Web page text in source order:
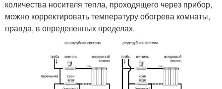
количества носителя тепла, проходящего через прибор,
можно корректировать температуру обогрева комнаты,
правда, в определенных пределах.